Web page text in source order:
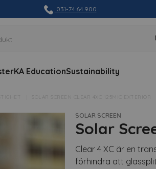
031-74 64 900
KA EducationSustainability
SOLAR SCREEN CLEAR 4XC 125MIC EXTERIÖR
SOLAR SCREEN
Solar
Clear 4 XC är en
förhindra att